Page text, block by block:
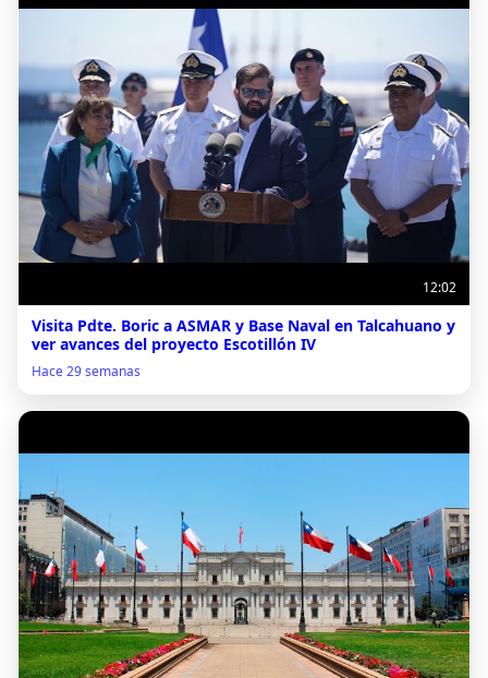
12:02
Visita Pdte. Boric a ASMAR y Base Naval en Talcahuano y
ver avances del proyecto Escotillón IV
Hace 29 semanas